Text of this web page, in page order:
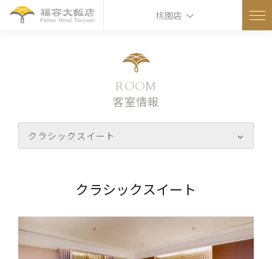
桃園店
ROOM
客室情報
クラシックスイート
クラシックスイート